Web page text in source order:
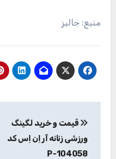
منبع: جالبز
نوشته
قیمت و خرید لگینگ
ورزشی زنانه آر اِن اِس کد
P-104058